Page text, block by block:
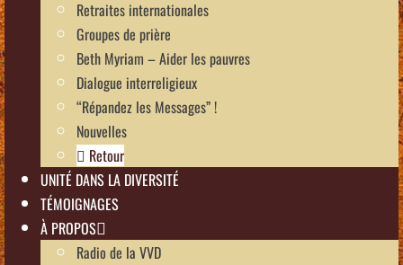
Retraites internationales
Groupes de prière
Beth Myriam – Aider les pauvres
Dialogue interreligieux
“Répandez les Messages” !
Nouvelles
Retour
UNITÉ DANS LA DIVERSITÉ
TÉMOIGNAGES
À PROPOS
Radio de la VVD